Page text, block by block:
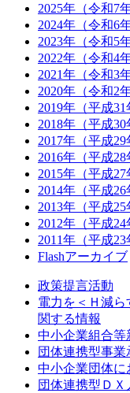
2025年（令和7年
2024年（令和6年
2023年（令和5年
2022年（令和4年
2021年（令和3年
2020年（令和2年
2019年（平成31
2018年（平成30
2017年（平成29
2016年（平成28
2015年（平成27
2014年（平成26
2013年（平成25
2012年（平成24
2011年（平成23
Flashアーカイブ
政策提言活動
電力を＜Ｈ減
関する情報
中小企業組合等
団体連携型事
中小企業団体に
団体連携型Ｄ